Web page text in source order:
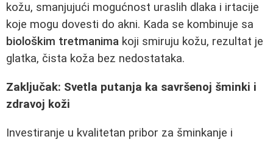
kožu, smanjujući mogućnost uraslih dlaka i irtacije
koje mogu dovesti do akni. Kada se kombinuje sa
biološkim tretmanima koji smiruju kožu, rezultat je
glatka, čista koža bez nedostataka.
Zaključak: Svetla putanja ka savršenoj šminki i
zdravoj koži
Investiranje u kvalitetan pribor za šminkanje i